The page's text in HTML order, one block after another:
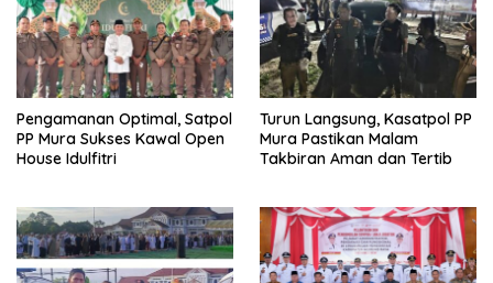
Pengamanan Optimal, Satpol
PP Mura Sukses Kawal Open
House Idulfitri
Turun Langsung, Kasatpol PP
Mura Pastikan Malam
Takbiran Aman dan Tertib